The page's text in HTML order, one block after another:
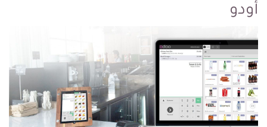
أودو